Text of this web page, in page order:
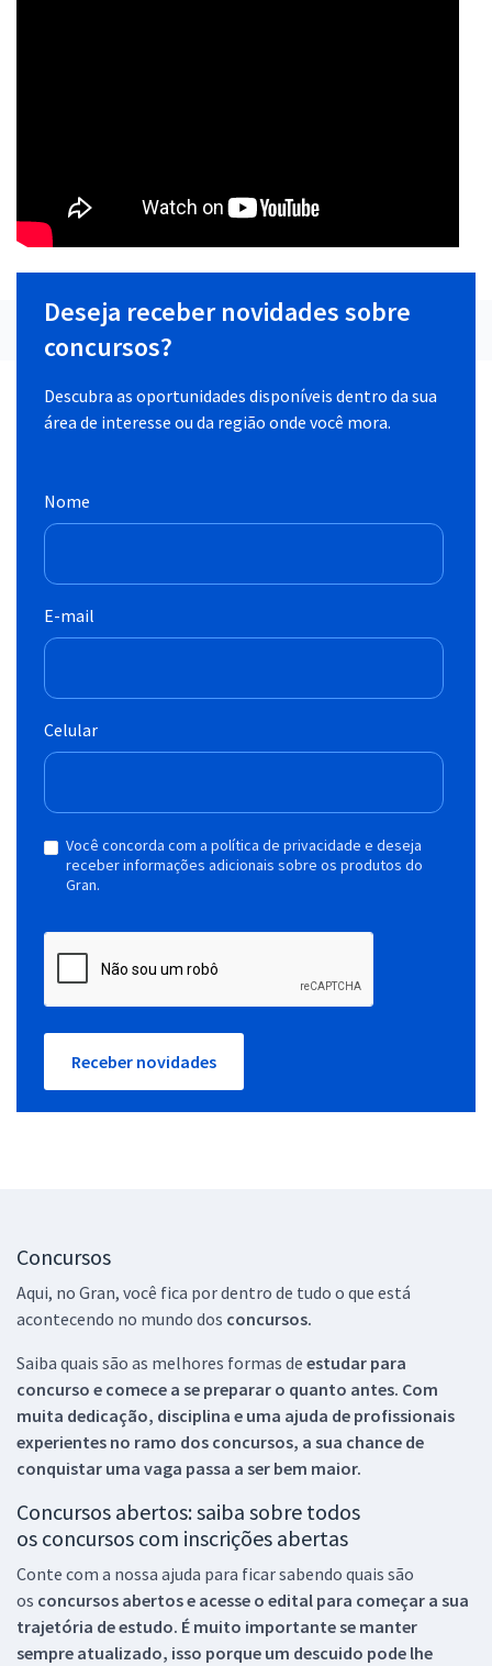
Deseja receber novidades sobre
concursos?
Descubra as oportunidades disponíveis dentro da sua
área de interesse ou da região onde você mora.
Nome
E-mail
Celular
Você concorda com a política de privacidade e deseja
receber informações adicionais sobre os produtos do
Gran.
Receber novidades
Concursos
Aqui, no Gran, você fica por dentro de tudo o que está
acontecendo no mundo dos concursos.
Saiba quais são as melhores formas de estudar para
concurso e comece a se preparar o quanto antes. Com
muita dedicação, disciplina e uma ajuda de profissionais
experientes no ramo dos concursos, a sua chance de
conquistar uma vaga passa a ser bem maior.
Concursos abertos: saiba sobre todos
os concursos com inscrições abertas
Conte com a nossa ajuda para ficar sabendo quais são
os concursos abertos e acesse o edital para começar a sua
trajetória de estudo. É muito importante se manter
sempre atualizado, isso porque um descuido pode lhe